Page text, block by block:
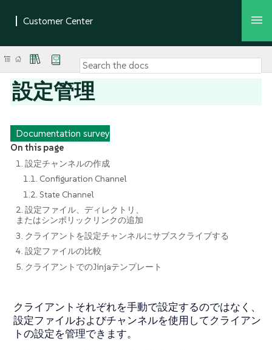
設定管理
Documentation survey
On this page
1. 設定チャンネルの作成
1.1. Configuration Channel
1.2. State Channel
2. 設定ファイル、ディレクトリ、
またはシンボリックリンクの追加
3. クライアントを設定チャンネルにサブスクライブする
4. 設定ファイルの比較
5. クライアントでのJinjaテンプレート
クライアントそれぞれを手動で設定するのではなく、
設定ファイルおよびチャンネルを使用してクライアン
トの設定を管理できます。